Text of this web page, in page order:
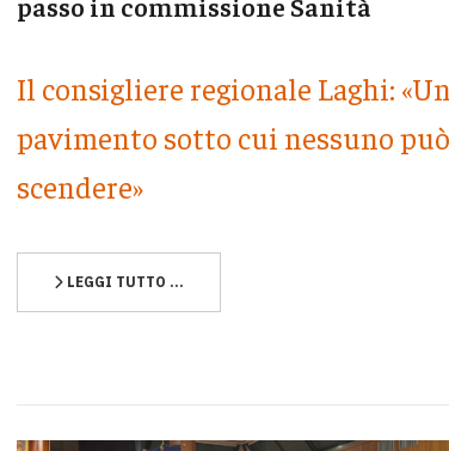
Il consigliere regionale Laghi: «Un
pavimento sotto cui nessuno può
scendere»
LEGGI TUTTO …